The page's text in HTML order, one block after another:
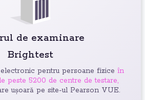
de examinare
Brightest
pentru persoane fizice în
peste 5200 de centre de testare,
ușoară pe site-ul Pearson VUE.